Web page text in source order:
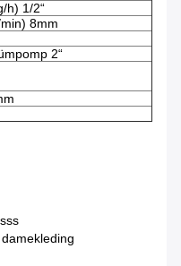
h) 1/2“
8mm
2“